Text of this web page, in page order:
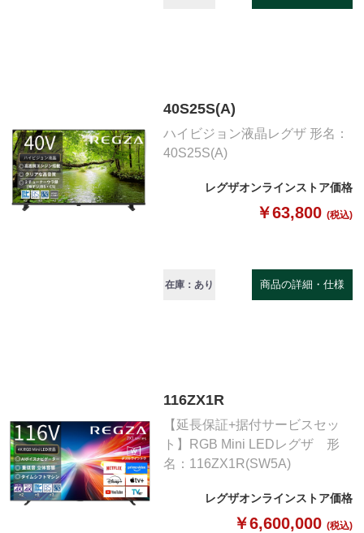
40S25S(A)
ハイビジョン液晶レグザ 形名：
40S25S(A)
レグザオンラインストア価格
￥63,800 (税込)
在庫：あり 商品の詳細・仕様
116ZX1R
【延長保証+据付サービスセッ
ト】RGB Mini LEDレグザ 形
名：116ZX1R(SW5A)
レグザオンラインストア価格
￥6,600,000 (税込)